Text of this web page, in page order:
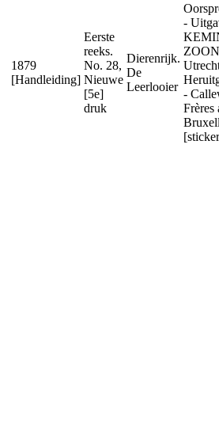
1879
[Handleiding]
Eerste
reeks.
No. 28,
Nieuwe
[5e]
druk
Dierenrijk.
De
Leerlooier
-
-
Frères